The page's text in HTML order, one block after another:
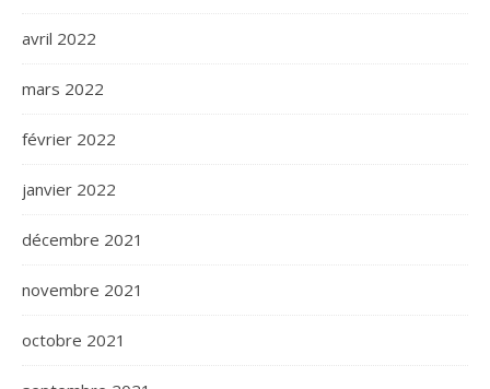
avril 2022
mars 2022
février 2022
janvier 2022
décembre 2021
novembre 2021
octobre 2021